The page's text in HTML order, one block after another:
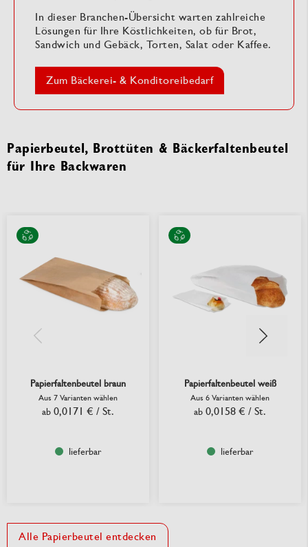
In dieser Branchen-Übersicht warten zahlreiche
Lösungen für Ihre Köstlichkeiten, ob für Brot,
Sandwich und Gebäck, Torten, Salat oder Kaffee.
Zum Bäckerei- & Konditoreibedarf
Papierbeutel, Brottüten & Bäckerfaltenbeutel
für Ihre Backwaren
Papierfaltenbeutel braun
Aus 7 Varianten wählen
ab 0,0171 € / St.
lieferbar
Papierfaltenbeutel weiß
Aus 6 Varianten wählen
ab 0,0158 € / St.
lieferbar
Alle Papierbeutel entdecken